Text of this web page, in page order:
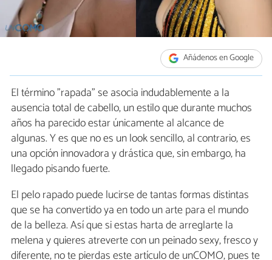
Añádenos en Google
El término "rapada" se asocia indudablemente a la
ausencia total de cabello, un estilo que durante muchos
años ha parecido estar únicamente al alcance de
algunas. Y es que no es un look sencillo, al contrario, es
una opción innovadora y drástica que, sin embargo, ha
llegado pisando fuerte.
El pelo rapado puede lucirse de tantas formas distintas
que se ha convertido ya en todo un arte para el mundo
de la belleza. Así que si estas harta de arreglarte la
melena y quieres atreverte con un peinado sexy, fresco y
diferente, no te pierdas este artículo de unCOMO, pues te